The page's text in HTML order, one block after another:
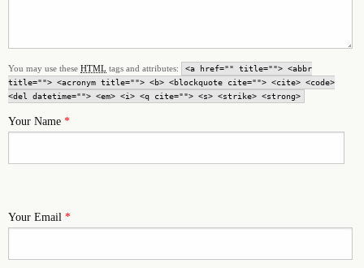
You may use these HTML tags and attributes:
<a href="" title=""> <abbr
title=""> <acronym title=""> <b> <blockquote cite=""> <cite> <code>
<del datetime=""> <em> <i> <q cite=""> <s> <strike> <strong>
Your Name *
Your Email *